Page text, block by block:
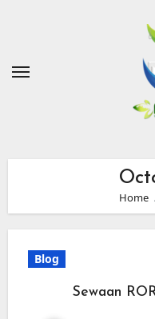
Home
Blog
Sewaan